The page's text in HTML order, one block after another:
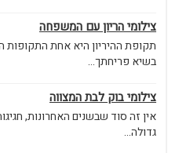
צילומי הריון עם המשפחה
תקופת ההיריון היא אחת
בשיא פריחתך...
צילומי בוק לבת המצווה
אין זה סוד שבשנים האחרונות,
גדולה...